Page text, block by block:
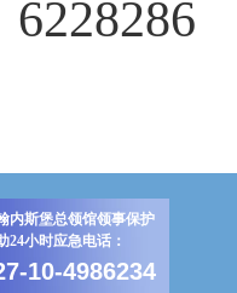
6228286
内斯堡总领馆领事保护
24小时应急电话：
10-4986234